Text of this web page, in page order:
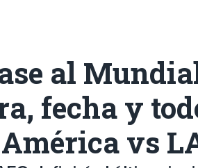
al
fecha y
vs